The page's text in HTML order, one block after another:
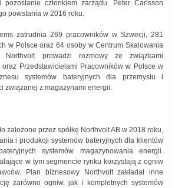
członkiem zarządu. Peter Carlsson
powstania w 2016 roku.
zatrudnia 269 pracowników w Szwecji, 281
w Polsce oraz 64 osoby w Centrum Skalowania
Northvolt prowadzi rozmowy ze związkami
Przedstawicielami Pracowników w Polsce w
systemów bateryjnych dla przemysłu i
związanej z magazynami energii.
założone przez spółkę Northvolt AB w 2018 roku,
i produkcji systemów bateryjnych dla klientów
systemów magazynowania energii.
w tym segmencie rynku korzystają z ogniw
Plan biznesowy Northvolt zakładał inne
zarówno ogniw, jak i kompletnych systemów